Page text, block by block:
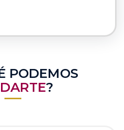
PODEMOS
?